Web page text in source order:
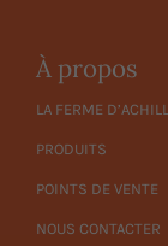
À propos
LA FERME
PRODUITS
POINTS DE VENTE
NOUS CONTACTER